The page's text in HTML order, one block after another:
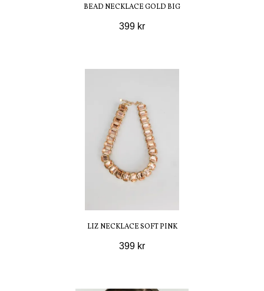
BEAD NECKLACE GOLD BIG
399 kr
LIZ NECKLACE SOFT PINK
399 kr